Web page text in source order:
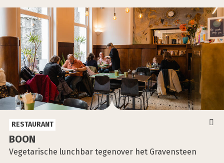
BOON
Vegetarische lunchbar tegenover het Gravensteen
RESTAURANT